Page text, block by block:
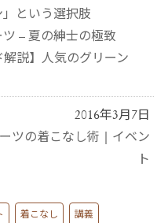
という選択肢
– 夏の紳士の極致
説】人気のグリーン
2016年3月7日
ツの着こなし術
イベン
ト
着こなし 講義